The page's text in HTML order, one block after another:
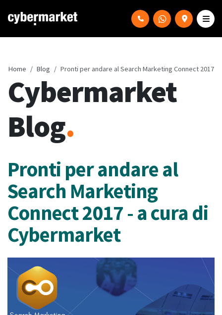
Home Blog Pronti per andare al Search Marketing Connect 2017
Cybermarket
Blog.
Pronti per andare al
Search Marketing
Connect 2017 - a cura di
Cybermarket